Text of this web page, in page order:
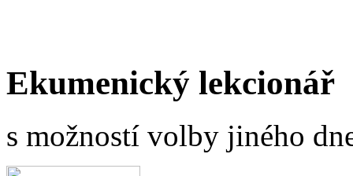
Ekumenický lekcionář
s možností volby jiného